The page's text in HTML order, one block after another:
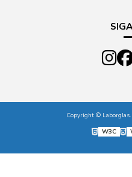
Copyright ©
W3C